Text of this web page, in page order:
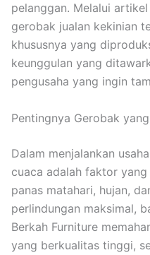
pelanggan. Melalui
gerobak jualan kekinian
khususnya yang
keunggulan yang
pengusaha yang ingin
Pentingnya Gerobak
Dalam menjalankan
cuaca adalah faktor
panas matahari, hujan,
perlindungan maksimal,
Berkah Furniture
yang berkualitas tinggi,